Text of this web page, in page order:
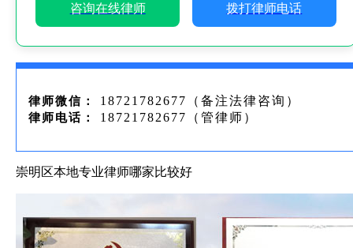
咨询在线律师 拨打律师电话
律师微信： 18721782677（备注法律咨询）
律师电话： 18721782677（管律师）
崇明区本地专业律师哪家比较好